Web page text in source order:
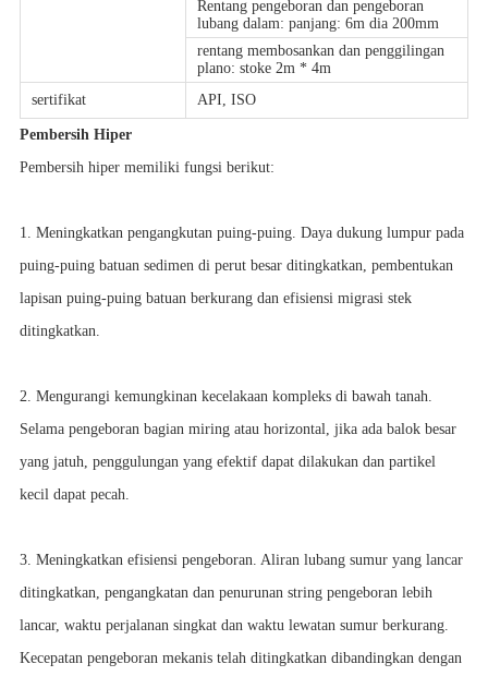
Rentang pengeboran dan pengeboran
lubang dalam: panjang: 6m dia 200mm
rentang membosankan dan penggilingan
plano: stoke 2m * 4m
sertifikat
API, ISO
Pembersih Hiper
Pembersih hiper memiliki fungsi berikut:
1. Meningkatkan pengangkutan puing-puing. Daya dukung lumpur pada
puing-puing batuan sedimen di perut besar ditingkatkan, pembentukan
lapisan puing-puing batuan berkurang dan efisiensi migrasi stek
ditingkatkan.
2. Mengurangi kemungkinan kecelakaan kompleks di bawah tanah.
Selama pengeboran bagian miring atau horizontal, jika ada balok besar
yang jatuh, penggulungan yang efektif dapat dilakukan dan partikel
kecil dapat pecah.
3. Meningkatkan efisiensi pengeboran. Aliran lubang sumur yang lancar
ditingkatkan, pengangkatan dan penurunan string pengeboran lebih
lancar, waktu perjalanan singkat dan waktu lewatan sumur berkurang.
Kecepatan pengeboran mekanis telah ditingkatkan dibandingkan dengan